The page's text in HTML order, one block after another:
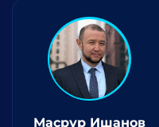
Масрур Ишанов